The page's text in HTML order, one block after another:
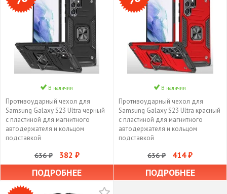
В наличии
Противоударный чехол для
Samsung Galaxy S23 Ultra черный
с пластиной для магнитного
автодержателя и кольцом
подставкой
636 ₽ 382 ₽
ПОДРОБНЕЕ
В наличии
Противоударный чехол для
Samsung Galaxy S23 Ultra красный
с пластиной для магнитного
автодержателя и кольцом
подставкой
636 ₽ 414 ₽
ПОДРОБНЕЕ